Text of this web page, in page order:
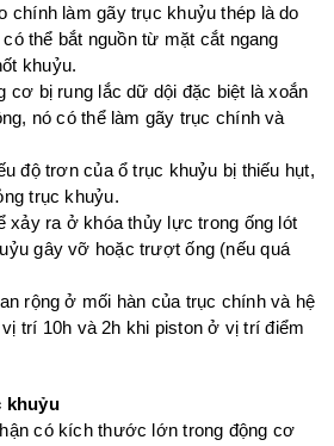
chính làm gãy trục khuỷu thép là do
thể bắt nguồn từ mặt cắt ngang
khuỷu.
cơ bị rung lắc dữ dội đặc biệt là xoắn
nó có thể làm gãy trục chính và
độ trơn của ổ trục khuỷu bị thiếu hụt,
trục khuỷu.
xảy ra ở khóa thủy lực trong ống lót
gây vỡ hoặc trượt ống (nếu quá
rộng ở mối hàn của trục chính và hệ
trí 10h và 2h khi piston ở vị trí điểm
khuỷu
có kích thước lớn trong động cơ